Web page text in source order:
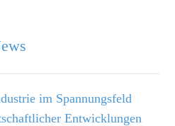
im Spannungsfeld
Entwicklungen